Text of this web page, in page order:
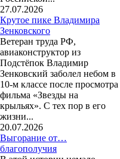
27.07.2026
Крутое пике Владимира
Зенковского
Ветеран труда РФ,
авиаконструктор из
Подстёпок Владимир
Зенковский заболел небом в
10-м классе после просмотра
фильма «Звезды на
крыльях». С тех пор в его
жизни...
20.07.2026
Выгорание от…
благополучия